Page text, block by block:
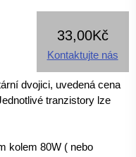
33,00Kč
Kontaktujte nás
dvojici, uvedená cena
tranzistory lze
kolem 80W ( nebo